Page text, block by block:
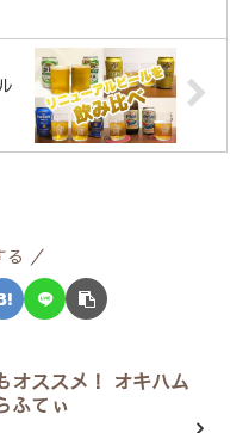
る
オススメ！ オキハム
ふてぃ